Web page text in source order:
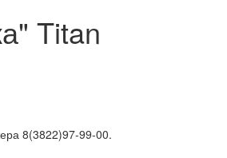
Titan
8(3822)97-99-00.